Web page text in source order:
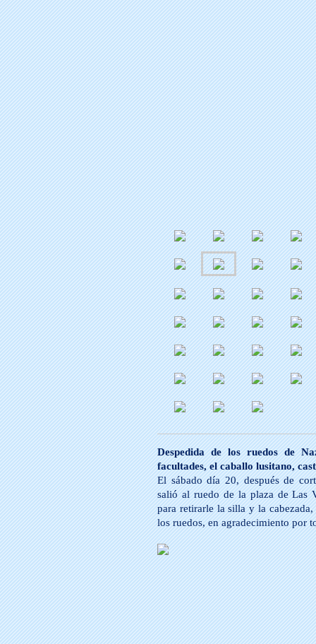
Despedida de los ruedos de
facultades, el caballo lusitano,
El sábado día 20, después de
salió al ruedo de la plaza de Las
para retirarle la silla y la
los ruedos, en agradecimiento por